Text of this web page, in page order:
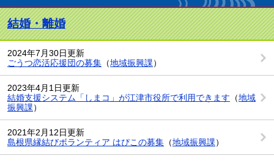
結婚・離婚
2024年7月30日更新
ごうつ恋活応援団の募集 （地域振興課）
2023年4月1日更新
結婚支援システム「しまコ」が江津市役所で利用できます （地域
振興課）
2021年2月12日更新
島根県縁結びボランティア はぴこの募集 （地域振興課）